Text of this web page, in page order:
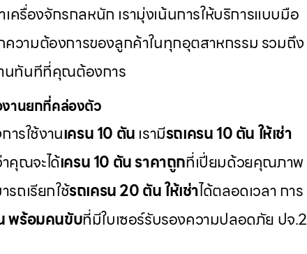
รื่องจักรกลหนัก เรามุ่งเน้นการให้บริการแบบมือ
วามต้องการของลูกค้าในทุกอุตสาหกรรม รวมถึง
นทันทีที่คุณต้องการ
งานยกที่คล่องตัว
รใช้งานเครน 10 ตัน เรามีรถเครน 10 ตัน ให้เช่า
าคุณจะได้เครน 10 ตัน ราคาถูกที่เปี่ยมด้วยคุณภาพ
ถเรียกใช้รถเครน 20 ตัน ให้เช่าได้ตลอดเวลา การ
พร้อมคนขับที่มีใบเซอร์รับรองความปลอดภัย ปจ.2